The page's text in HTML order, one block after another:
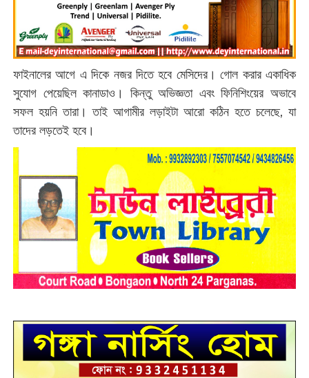
ফাইনালের আগে এ দিকে নজর দিতে হবে মেসিদের। গোল করার একাধিক
সুযোগ পেয়েছিল কানাডাও। কিন্তু অভিজ্ঞতা এবং ফিনিশিংয়ের অভাবে
সফল হয়নি তারা। তাই আগামীর লড়াইটা আরো কঠিন হতে চলেছে, যা
তাদের লড়তেই হবে।